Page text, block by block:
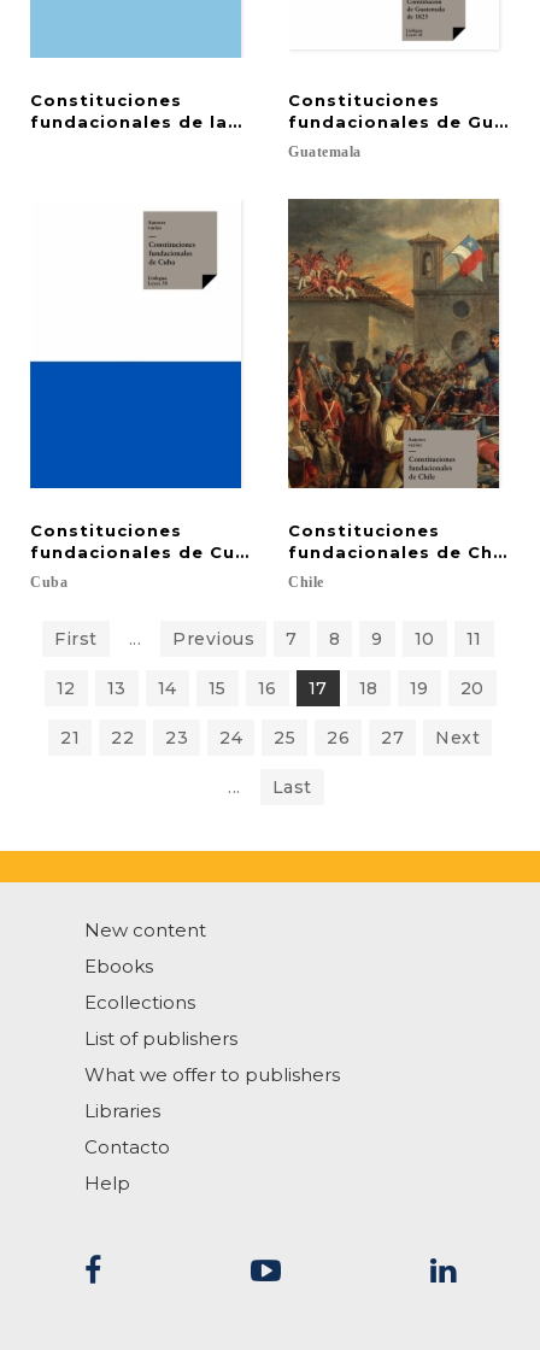
Constituciones
fundacionales de las Provincias Unidas del Centro
Constituciones
fundacionales de
Guatemala
Constituciones
fundacionales de Cuba
Cuba
Constituciones
fundacionales de Chile
Chile
First ... Previous 7 8 9 10 11
12 13 14 15 16 17 18 19 20
21 22 23 24 25 26 27 Next
... Last
New content
Ebooks
Ecollections
List of publishers
What we offer to publishers
Libraries
Contacto
Help